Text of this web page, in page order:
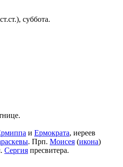
суббота.
и Ермократа, иереев
. Прп. Моисея (икона)
Сергия пресвитера.